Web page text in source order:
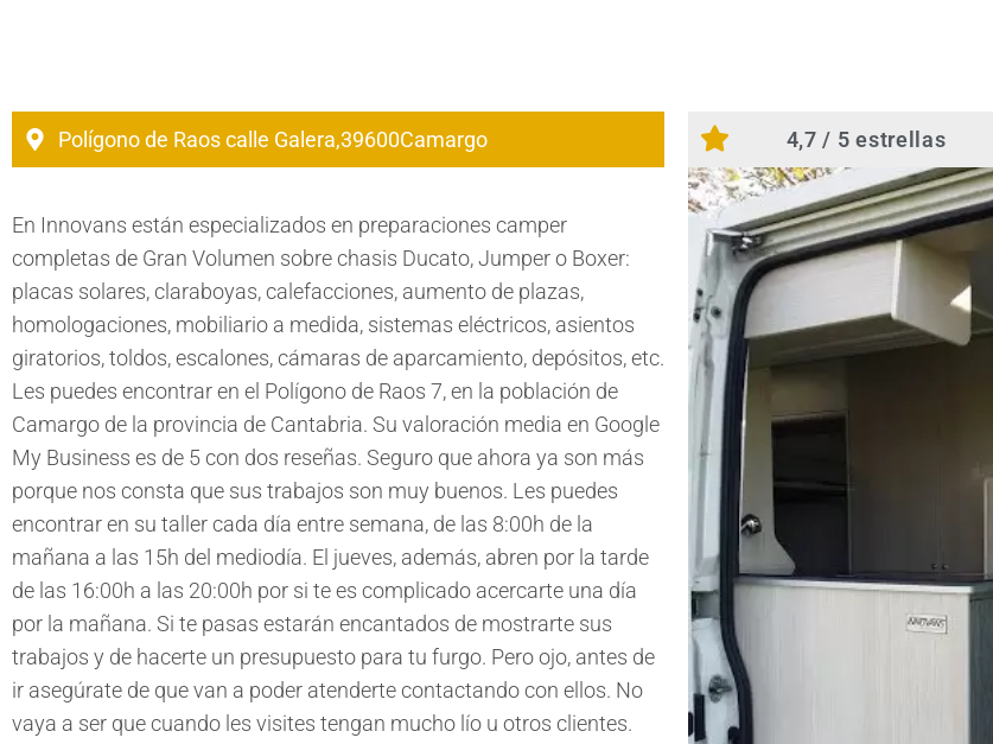
Polígono de Raos calle Galera,39600Camargo
En Innovans están especializados en preparaciones camper
completas de Gran Volumen sobre chasis Ducato, Jumper o Boxer:
placas solares, claraboyas, calefacciones, aumento de plazas,
homologaciones, mobiliario a medida, sistemas eléctricos, asientos
giratorios, toldos, escalones, cámaras de aparcamiento, depósitos, etc.
Les puedes encontrar en el Polígono de Raos 7, en la población de
Camargo de la provincia de Cantabria. Su valoración media en Google
My Business es de 5 con dos reseñas. Seguro que ahora ya son más
porque nos consta que sus trabajos son muy buenos. Les puedes
encontrar en su taller cada día entre semana, de las 8:00h de la
mañana a las 15h del mediodía. El jueves, además, abren por la tarde
de las 16:00h a las 20:00h por si te es complicado acercarte una día
por la mañana. Si te pasas estarán encantados de mostrarte sus
trabajos y de hacerte un presupuesto para tu furgo. Pero ojo, antes de
ir asegúrate de que van a poder atenderte contactando con ellos. No
vaya a ser que cuando les visites tengan mucho lío u otros clientes.
4,7 / 5 estrellas